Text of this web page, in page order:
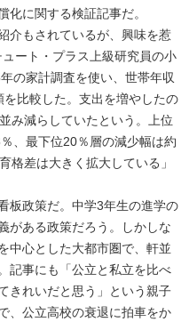
化に関する検証記事だ。
介もされているが、興味を惹
ート・プラス上級研究員の小
の家計調査を使い、世帯年収
比較した。支出を増やしたの
み減らしていたという。上位
、最下位20％層の減少幅は約
格差は大きく拡大している」
板政策だ。中学3年生の進学の
がある政策だろう。しかしな
中心とした大都市圏で、軒並
記事にも「公立と私立を比べ
きれいだと思う」という親子
、公立高校の衰退に拍車をか